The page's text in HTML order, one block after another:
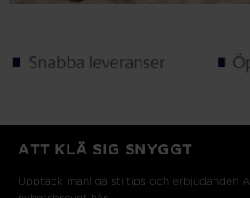
ATT KLÄ SIG SNYGGT
Upptäck manliga stiltips och erbjudanden